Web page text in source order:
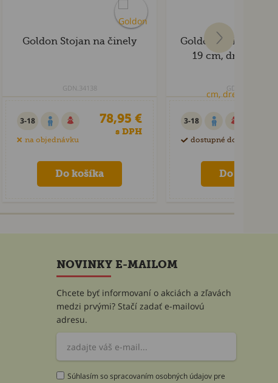
Goldon Stojan na činely
GDN.34138
3-18
na objednávku
78,95 €
s DPH
Goldon Palička na
19 cm, drevená
GDN.36020
3-18
dostupné do 60 dní
NOVINKY E-MAILOM
Chcete byť informovaní o akciách a zľavách
medzi prvými? Stačí zadať e-mailovú
adresu.
Súhlasím so spracovaním osobných údajov pre